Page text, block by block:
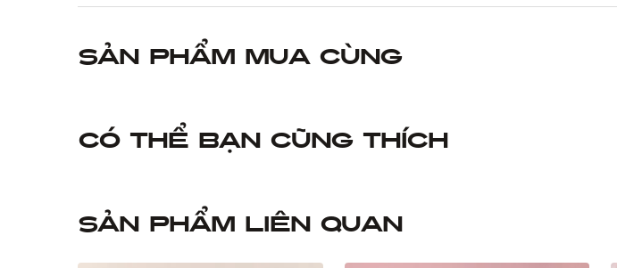
Sản phẩm mua cùng
Có thể bạn cũng thích
Sản phẩm liên quan